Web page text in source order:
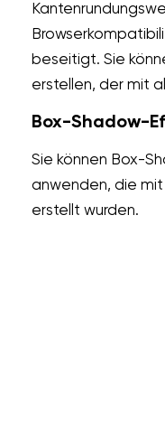
beseitigt. Sie
erstellen, der mit
Box-Shadow-
Sie können Box-
anwenden, die
erstellt wurden.